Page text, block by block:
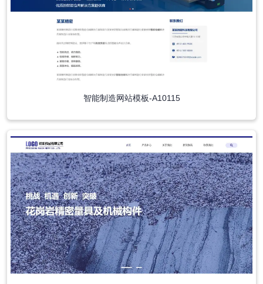
智能制造网站模板-A10115